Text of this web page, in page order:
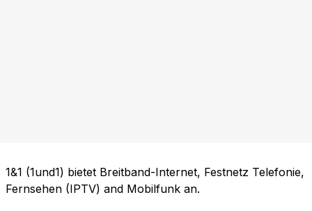
1&1 (1und1) bietet Breitband-Internet, Festnetz Telefonie,
Fernsehen (IPTV) and Mobilfunk an.